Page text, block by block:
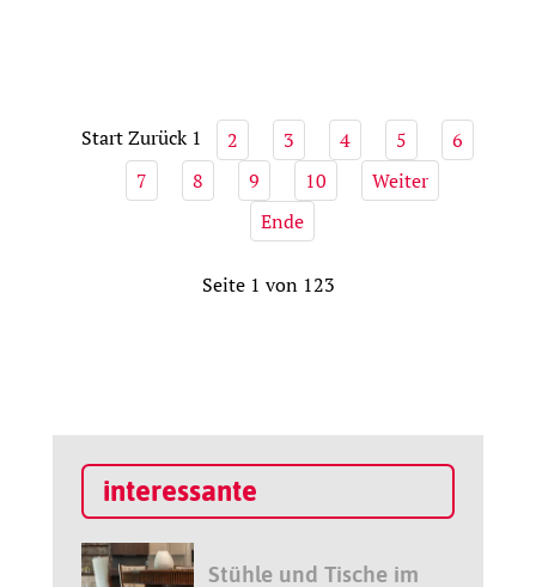
StartZurück 1 2 3 4 5
6
7
8 9 10
Weiter
Ende
Seite 1 von 123
interessante
Stühle und Tische im